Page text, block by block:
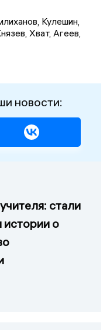
Кулешин,
Хват, Агеев,
новости:
стали
истории о